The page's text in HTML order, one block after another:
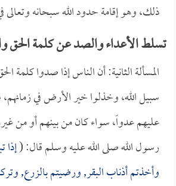
ذلك، وهو إقامة حدود الله سبحانه
تسلط الأعداء والصد عن كلمة الحق
المسألة الثانية: أن الناس إذا صدوا كلمة
سبيل الله، وخذلوا خير الأرض في
عليهم عدواً، سواء كان من بينهم أو من
رسول الله صلى الله عليه وسلم قال: (إذا
وأخذتم أذناب البقر, ورضيتم بالزرع,